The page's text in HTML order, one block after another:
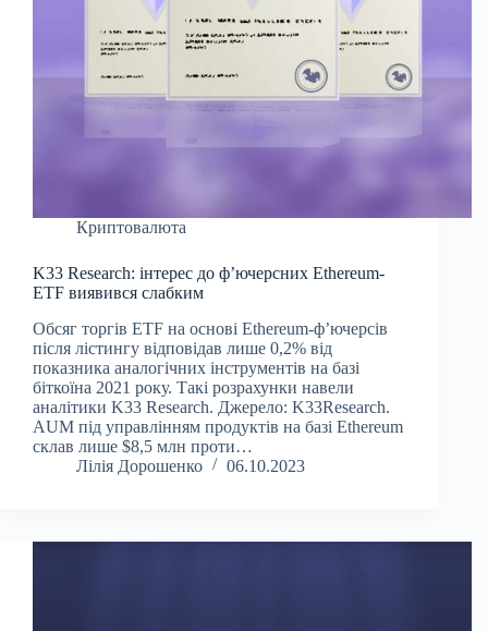
Криптовалюта
K33 Research: інтерес до ф’ючерсних Ethereum-
ETF виявився слабким
Обсяг торгів ETF на основі Ethereum-ф’ючерсів
після лістингу відповідав лише 0,2% від
показника аналогічних інструментів на базі
біткоїна 2021 року. Такі розрахунки навели
аналітики K33 Research. Джерело: K33Research.
AUM під управлінням продуктів на базі Ethereum
склав лише $8,5 млн проти…
Лілія Дорошенко
06.10.2023